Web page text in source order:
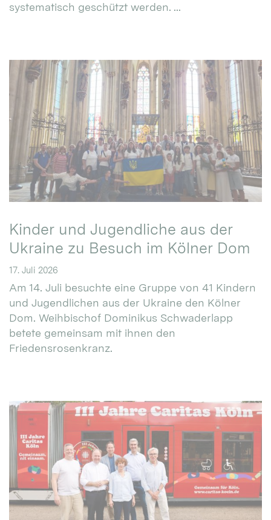
systematisch geschützt werden. ...
Kinder und Jugendliche aus der
Ukraine zu Besuch im Kölner Dom
17. Juli 2026
Am 14. Juli besuchte eine Gruppe von 41 Kindern
und Jugendlichen aus der Ukraine den Kölner
Dom. Weihbischof Dominikus Schwaderlapp
betete gemeinsam mit ihnen den
Friedensrosenkranz.